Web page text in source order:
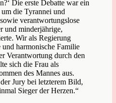
Die erste Debatte war ein
die Tyrannei und
verantwortungslose
und minderjährige,
Wir als Regierung
harmonische Familie
Verantwortung durch den
sich die Frau als
des Mannes aus.
Jury bei letzterem Bild,
Sieger der Herzen.“